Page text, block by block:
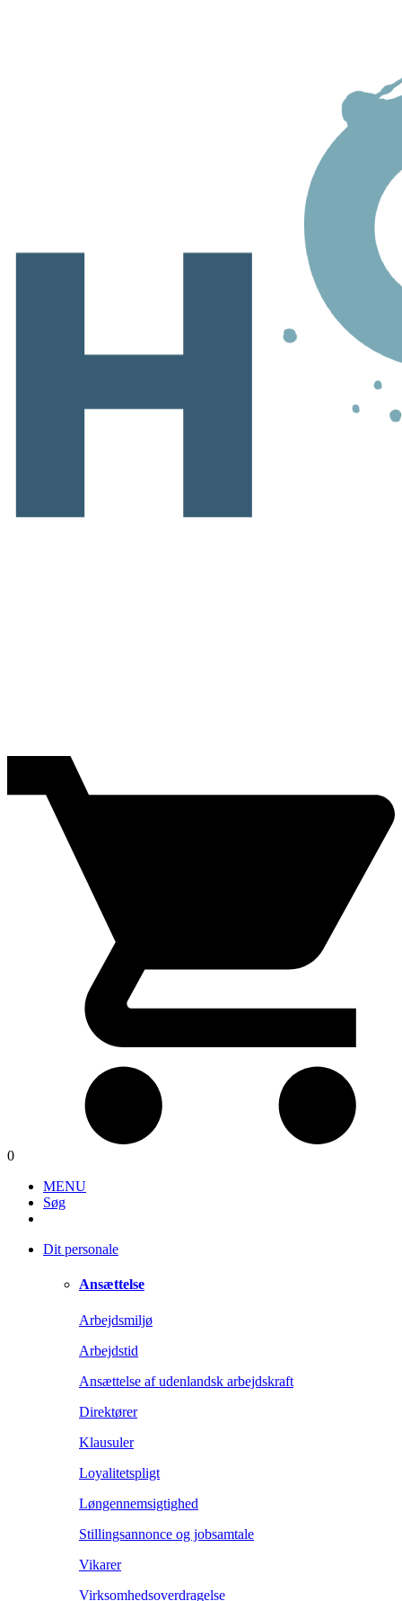
0
MENU
Søg
Dit personale
Ansættelse
Arbejdsmiljø
Arbejdstid
Ansættelse af udenlandsk arbejdskraft
Direktører
Klausuler
Loyalitetspligt
Løngennemsigtighed
Stillingsannonce og jobsamtale
Vikarer
Virksomhedsoverdragelse